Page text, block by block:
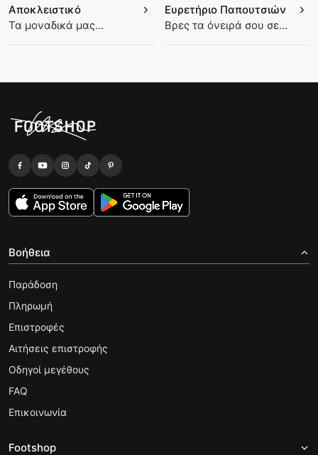
Αποκλειστικό
Τα μοναδικά μας
Ευρετήριο Παπουτσιών
Βρες τα όνειρά σου σε
Βοήθεια
Παράδοση
Πληρωμή
Επιστροφές
Αιτήσεις επιστροφής
Οδηγοί μεγέθους
FAQ
Επικοινωνία
Footshop